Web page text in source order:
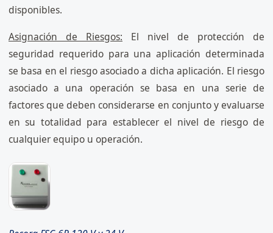
disponibles.
Asignación de Riesgos:
El nivel de protección de
seguridad requerido para una aplicación determinada
se basa en el riesgo asociado a dicha aplicación. El riesgo
asociado a una operación se basa en una serie de
factores que deben considerarse en conjunto y evaluarse
en su totalidad para establecer el nivel de riesgo de
cualquier equipo u operación.